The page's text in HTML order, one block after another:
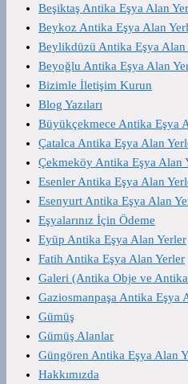
Beşiktaş Antika Eşya Alan
Beykoz Antika Eşya Alan
Beylikdüzü Antika Eşya Alan
Beyoğlu Antika Eşya Alan
Bizimle İletişim Kurun
Blog Yazıları
Büyükçekmece Antika Eşya
Çatalca Antika Eşya Alan
Çekmeköy Antika Eşya Alan
Esenler Antika Eşya Alan
Esenyurt Antika Eşya Alan
Eşyalarınız İçin Ödeme
Eyüp Antika Eşya Alan Yerler
Fatih Antika Eşya Alan Yerler
Galeri (Antika Obje ve
Gaziosmanpaşa Antika Eşya
Gümüş
Gümüş Alanlar
Güngören Antika Eşya Alan
Hakkımızda